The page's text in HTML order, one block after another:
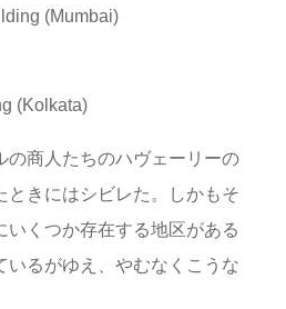
(Mumbai)
(Kolkata)
の商人たちのハヴェーリーの
ときにはシビレた。しかもそ
いくつか存在する地区がある
いるがゆえ、やむなくこうな